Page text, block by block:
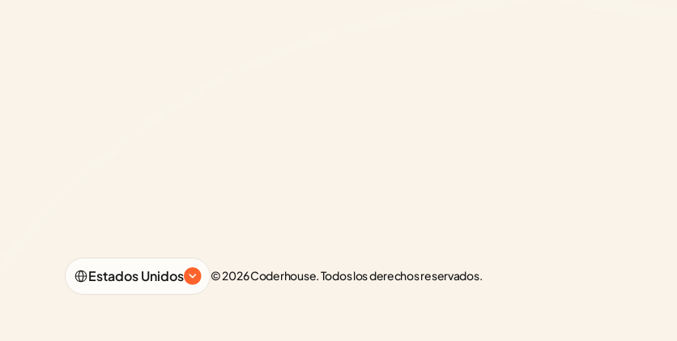
Select Language
Estados Unidos © 2026 Coderhouse. Todos los derechos reservados.